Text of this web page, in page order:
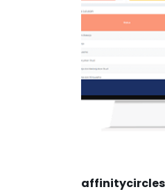
affinitycircles